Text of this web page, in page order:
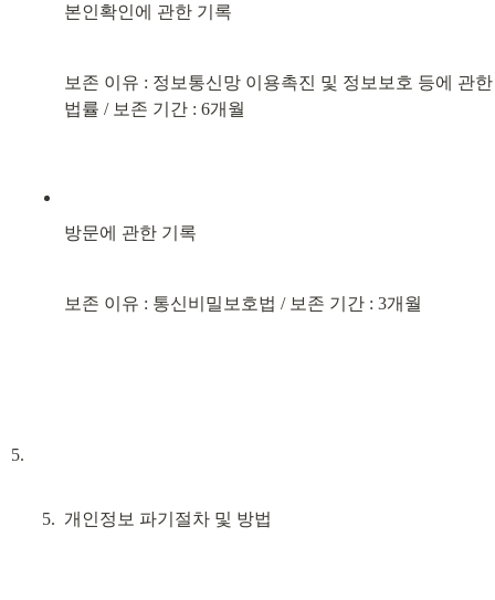
본인확인에 관한 기록
보존 이유 : 정보통신망 이용촉진 및 정보보호 등에 관한
법률 / 보존 기간 : 6개월
방문에 관한 기록
보존 이유 : 통신비밀보호법 / 보존 기간 : 3개월
개인정보 파기절차 및 방법